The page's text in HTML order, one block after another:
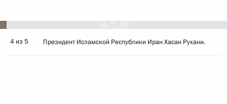
4 из 5 Президент Исламской Республики Иран Хасан Рухани.